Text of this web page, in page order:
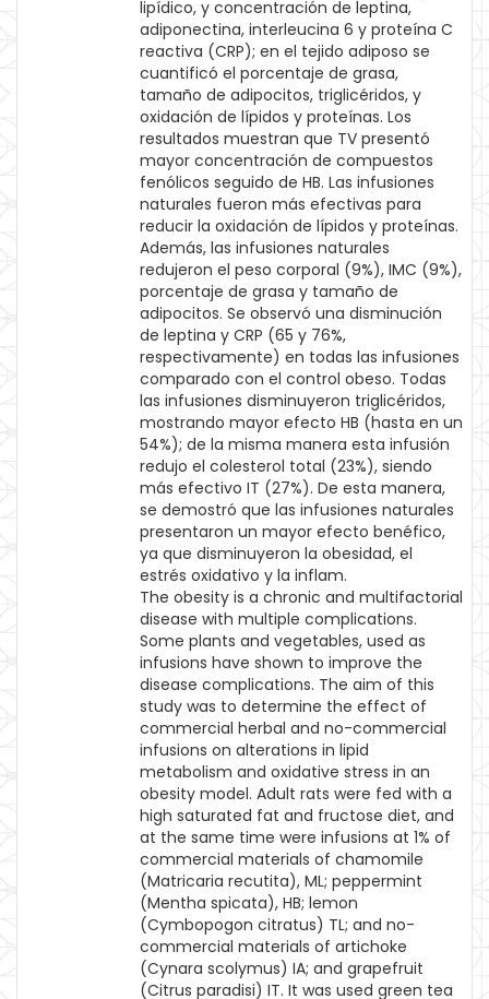
lipídico, y concentración de leptina,
adiponectina, interleucina 6 y proteína C
reactiva (CRP); en el tejido adiposo se
cuantificó el porcentaje de grasa,
tamaño de adipocitos, triglicéridos, y
oxidación de lípidos y proteínas. Los
resultados muestran que TV presentó
mayor concentración de compuestos
fenólicos seguido de HB. Las infusiones
naturales fueron más efectivas para
reducir la oxidación de lípidos y proteínas.
Además, las infusiones naturales
redujeron el peso corporal (9%), IMC (9%),
porcentaje de grasa y tamaño de
adipocitos. Se observó una disminución
de leptina y CRP (65 y 76%,
respectivamente) en todas las infusiones
comparado con el control obeso. Todas
las infusiones disminuyeron triglicéridos,
mostrando mayor efecto HB (hasta en un
54%); de la misma manera esta infusión
redujo el colesterol total (23%), siendo
más efectivo IT (27%). De esta manera,
se demostró que las infusiones naturales
presentaron un mayor efecto benéfico,
ya que disminuyeron la obesidad, el
estrés oxidativo y la inflam.
The obesity is a chronic and multifactorial
disease with multiple complications.
Some plants and vegetables, used as
infusions have shown to improve the
disease complications. The aim of this
study was to determine the effect of
commercial herbal and no-commercial
infusions on alterations in lipid
metabolism and oxidative stress in an
obesity model. Adult rats were fed with a
high saturated fat and fructose diet, and
at the same time were infusions at 1% of
commercial materials of chamomile
(Matricaria recutita), ML; peppermint
(Mentha spicata), HB; lemon
(Cymbopogon citratus) TL; and no-
commercial materials of artichoke
(Cynara scolymus) IA; and grapefruit
(Citrus paradisi) IT. It was used green tea